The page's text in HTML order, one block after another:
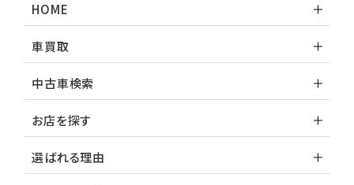
HOME
車買取
中古車検索
お店を探す
選ばれる理由